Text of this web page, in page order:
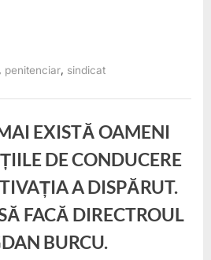
, penitenciar, sindicat
EXISTĂ OAMENI
DE CONDUCERE
A DISPĂRUT.
FACĂ DIRECTROUL
BURCU.